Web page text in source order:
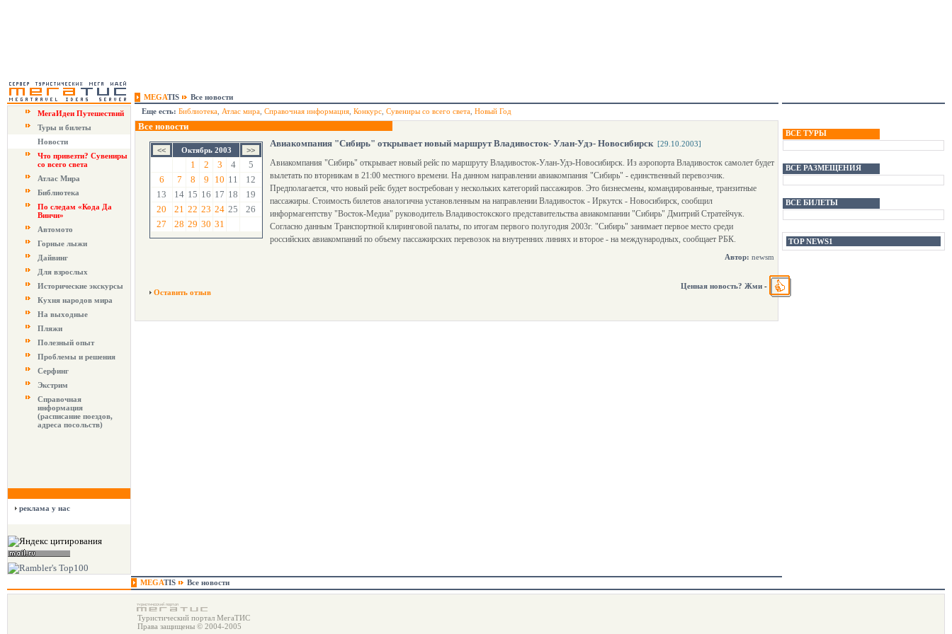
MEGATIS
Все новости
МегаИдеи Путешествий
Туры и билеты
Новости
Что привезти? Сувениры
со всего света
Атлас Мира
Библиотека
По следам «Кода Да
Винчи»
Автомото
Горные лыжи
Дайвинг
Для взрослых
Исторические экскурсы
Кухня народов мира
На выходные
Пляжи
Полезный опыт
Проблемы и решения
Серфинг
Экстрим
Справочная
информация
(расписание поездов,
адреса посольств)
реклама у нас
Еще есть: Библиотека Атлас мира Справочная информация Конкурс Сувениры со всего света Новый Год
Все новости
Октябрь 2003
1 2 3 4
5
6
7 8 9 10 11
12
13
14 15 16 17 18
19
20
21 22 23 24 25
26
27
28 29 30 31
Авиакомпания "Сибирь" открывает новый маршрут Владивосток- Улан-Удэ- Новосибирск [29.10.2003]
Авиакомпания "Сибирь" открывает новый рейс по маршруту Владивосток-Улан-Удэ-Новосибирск. Из аэропорта Владивосток самолет будет
вылетать по вторникам в 21:00 местного времени. На данном направлении авиакомпания "Сибирь" - единственный перевозчик.
Предполагается, что новый рейс будет востребован у нескольких категорий пассажиров. Это бизнесмены, командированные, транзитные
пассажиры. Стоимость билетов аналогична установленным на направлении Владивосток - Иркутск - Новосибирск, сообщил
информагентству "Восток-Медиа" руководитель Владивостокского представительства авиакомпании "Сибирь" Дмитрий Стратейчук.
Согласно данным Транспортной клиринговой палаты, по итогам первого полугодия 2003г. "Сибирь" занимает первое место среди
российских авиакомпаний по объему пассажирских перевозок на внутренних линиях и второе - на международных, сообщает РБК.
Автор: newsm
Оставить отзыв
Ценная новость? Жми -
ВСЕ ТУРЫ
ВСЕ РАЗМЕЩЕНИЯ
ВСЕ БИЛЕТЫ
TOP NEWS1
MEGATIS Все новости
Туристический портал МегаТИС
Права защищены © 2004-2005